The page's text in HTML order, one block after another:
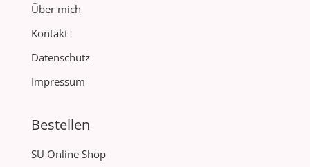
Über mich
Kontakt
Datenschutz
Impressum
Bestellen
SU Online Shop